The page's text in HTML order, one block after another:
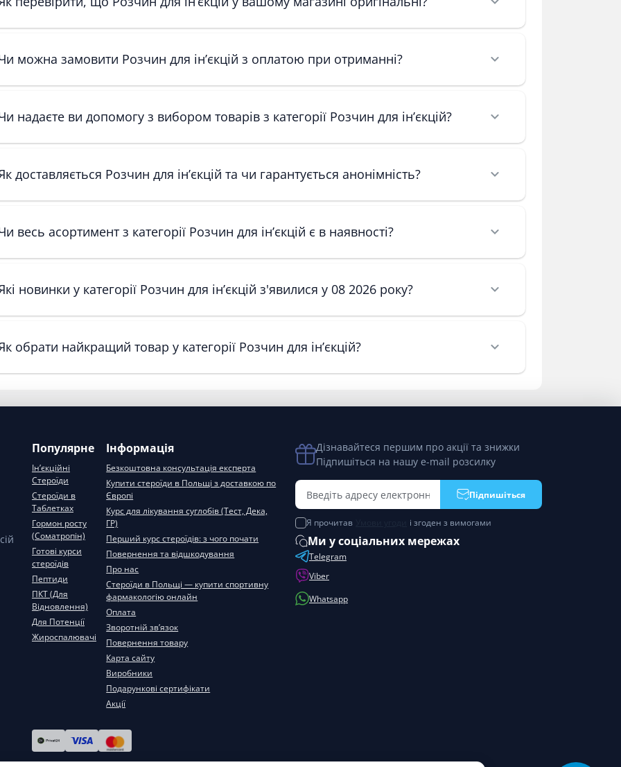
можна замовити Розчин для ін’єкцій з оплатою при отриманні?
надаєте ви допомогу з вибором товарів з категорії Розчин для ін’єкцій?
доставляється Розчин для ін’єкцій та чи гарантується анонімність?
весь асортимент з категорії Розчин для ін’єкцій є в наявності?
новинки у категорії Розчин для ін’єкцій з'явилися у 08 2026 року?
обрати найкращий товар у категорії Розчин для ін’єкцій?
Популярне
Ін’єкційні
Стероїди
Стероїди в
Таблетках
Гормон росту
(Соматропін)
Готові курси
стероїдів
Пептиди
ПКТ (Для
Відновлення)
Для Потенції
Жироспалювачі
Інформація
Безкоштовна консультація експерта
Купити стероїди в Польщі з доставкою по
Європі
Курс для лікування суглобів (Тест, Дека,
ГР)
Перший курс стероїдів: з чого почати
Повернення та відшкодування
Про нас
Стероїди в Польщі — купити спортивну
фармакологію онлайн
Оплата
Зворотній зв’язок
Повернення товару
Карта сайту
Виробники
Подарункові сертифікати
Акції
Ми у соціальних мережах
Telegram
Viber
Whatsapp
Дізнавайтеся першим про акції та знижки
Підпишіться на нашу e-mail розсилку
Підпишіться
Я прочитав і згоден з вимогами